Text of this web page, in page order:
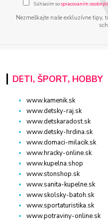
Súhlasím sospracovaním
Nezmeškajte naše exkluzívne tipy,
DETI, ŠPORT, HOBBY
www.kamenik.sk
www.detsky-raj.sk
www.detskaradost.sk
www.detsky-hrdina.sk
www.domaci-milacik.sk
www.hracky-online.sk
www.kupelna.shop
www.stonshop.sk
www.sanita-kupelne.sk
www.skolsky-batoh.sk
www.sportaturistika.sk
www.potraviny-online.sk